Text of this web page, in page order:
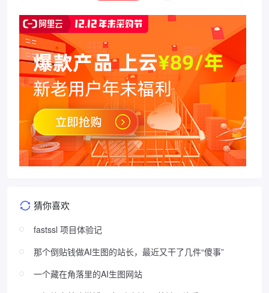
猜你喜欢
fastssl 项目体验记
那个倒贴钱做AI生图的站长，最近又干了几件“傻事”
一个藏在角落里的AI生图网站